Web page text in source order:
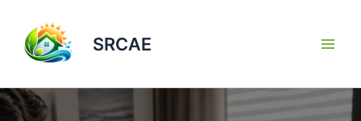
contenu
SRCAE